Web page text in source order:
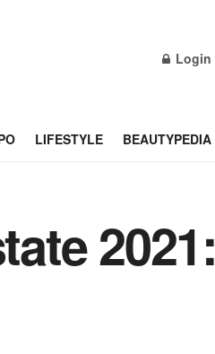
Login
LIFESTYLE BEAUTYPEDIA
2021: